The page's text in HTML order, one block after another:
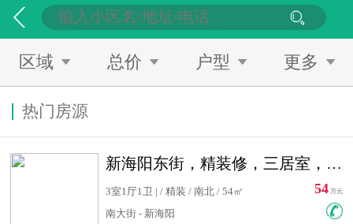
区域 总价 户型 更多
热门房源
新海阳东街，精装修，三居室，南北通透，拎包入住，单价低
3室1厅1卫 | / 精装 / 南北 / 54㎡
南大街 - 新海阳
54 万元